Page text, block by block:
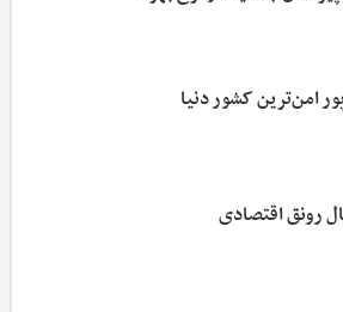
امن‌ترین کشور دنیا